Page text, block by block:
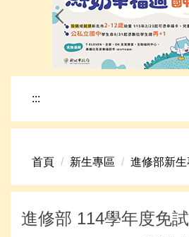
處室簡介
榮譽事項
下載專區
網路資源
新生專區
學校組織
:::
首頁 新生專區 進修部新生
進修部 114學年度免